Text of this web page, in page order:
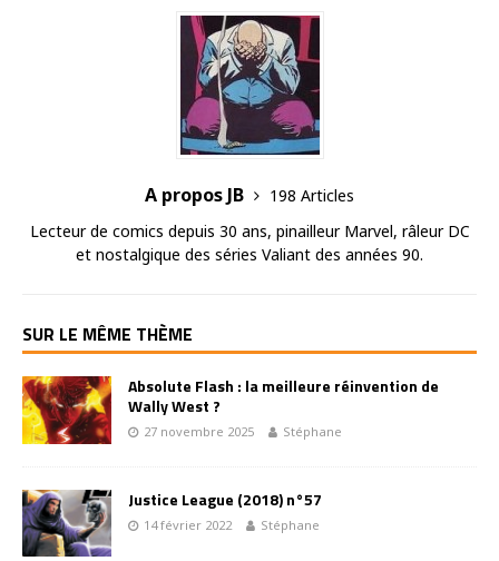
A propos JB
198 Articles
Lecteur de comics depuis 30 ans, pinailleur Marvel, râleur DC
et nostalgique des séries Valiant des années 90.
SUR LE MÊME THÈME
Absolute Flash : la meilleure réinvention de
Wally West ?
27 novembre 2025 Stéphane
Justice League (2018) n°57
14 février 2022 Stéphane